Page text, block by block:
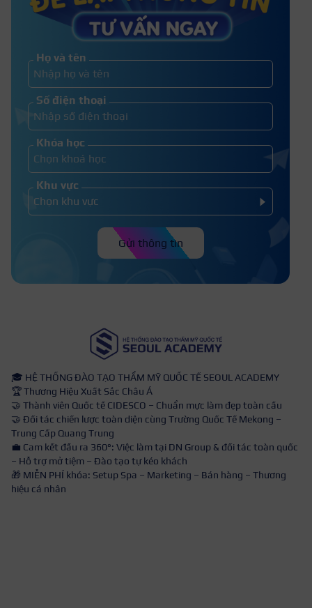
Ngành marketing cần học những môn
gì? Cần tập trung môn nào?
Nghề lương cao 2026
Họ và tên
Số điện thoại
Khóa học
Khu vực
Gửi thông tin
🎓 HỆ THỐNG ĐÀO TẠO THẨM MỸ QUỐC TẾ SEOUL ACADEMY
🏆 Thương Hiệu Xuất Sắc Châu Á
🤝 Thành viên Quốc tế CIDESCO – Chuẩn mực làm đẹp toàn cầu
🤝 Đối tác chiến lược toàn diện cùng Trường Quốc Tế Mekong –
Trung Cấp Quang Trung
💼 Cam kết đầu ra 360°: Việc làm tại DN Group & đối tác toàn quốc
– Hỗ trợ mở tiệm – Đào tạo tự kéo khách
🎁 MIỄN PHÍ khóa: Setup Spa – Marketing – Bán hàng – Thương
hiệu cá nhân